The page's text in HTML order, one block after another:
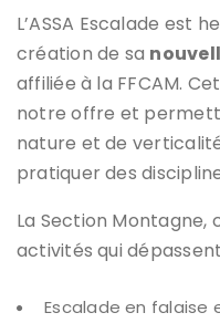
L’ASSA Escalade est
création de sa
affiliée à la FFCAM.
notre offre et
nature et de
pratiquer des
La Section Montagne,
activités qui
Escalade en falaise